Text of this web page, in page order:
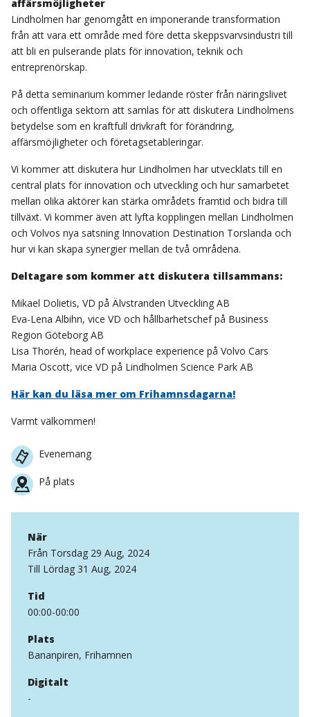
affärsmöjligheter
Lindholmen har genomgått en imponerande transformation
från att vara ett område med före detta skeppsvarvsindustri till
att bli en pulserande plats för innovation, teknik och
entreprenörskap.
På detta seminarium kommer ledande röster från näringslivet
och offentliga sektorn att samlas för att diskutera Lindholmens
betydelse som en kraftfull drivkraft för förändring,
affärsmöjligheter och företagsetableringar.
Vi kommer att diskutera hur Lindholmen har utvecklats till en
central plats för innovation och utveckling och hur samarbetet
mellan olika aktörer kan stärka områdets framtid och bidra till
tillväxt. Vi kommer även att lyfta kopplingen mellan Lindholmen
och Volvos nya satsning Innovation Destination Torslanda och
hur vi kan skapa synergier mellan de två områdena.
Deltagare som kommer att diskutera tillsammans:
Mikael Dolietis, VD på Älvstranden Utveckling AB
Eva-Lena Albihn, vice VD och hållbarhetschef på Business
Region Göteborg AB
Lisa Thorén, head of workplace experience på Volvo Cars
Maria Oscott, vice VD på Lindholmen Science Park AB
Här kan du läsa mer om Frihamnsdagarna!
Varmt välkommen!
Evenemang
På plats
När
Från Torsdag 29 Aug, 2024
Till Lördag 31 Aug, 2024
Tid
00:00-00:00
Plats
Bananpiren, Frihamnen
Digitalt
-